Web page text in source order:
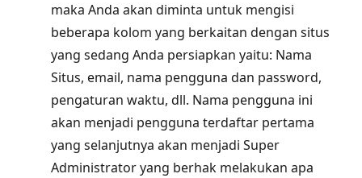
maka Anda akan diminta untuk mengisi
beberapa kolom yang berkaitan dengan situs
yang sedang Anda persiapkan yaitu: Nama
Situs, email, nama pengguna dan password,
pengaturan waktu, dll. Nama pengguna ini
akan menjadi pengguna terdaftar pertama
yang selanjutnya akan menjadi Super
Administrator yang berhak melakukan apa